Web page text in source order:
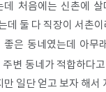
데 처음에는 신촌에
데 둘 다 직장이 서촌
은 동네였는데 아무
변 동네가 적합하다
일단 얻고 보자 해서